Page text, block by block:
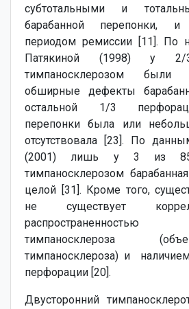
субтотальными и
барабанной перепонки,
периодом ремиссии [11]. По
Патякиной (1998) у
тимпаносклерозом были
обширные дефекты
остальной 1/3
перепонки была или
отсутствовала [23]. По
(2001) лишь у 3 из 85
тимпаносклерозом
целой [31]. Кроме того,
не существует
распространенностью
тимпаносклероза
тимпаносклероза) и
перфорации [20].
Двусторонний